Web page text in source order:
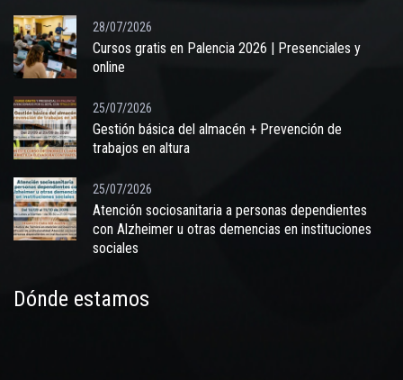
28/07/2026
Cursos gratis en Palencia 2026 | Presenciales y
online
25/07/2026
Gestión básica del almacén + Prevención de
trabajos en altura
25/07/2026
Atención sociosanitaria a personas dependientes
con Alzheimer u otras demencias en instituciones
sociales
Dónde estamos